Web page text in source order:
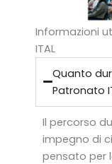
Informazioni
ITAL
Quanto
Patronato
Il percorso
impegno di
pensato per